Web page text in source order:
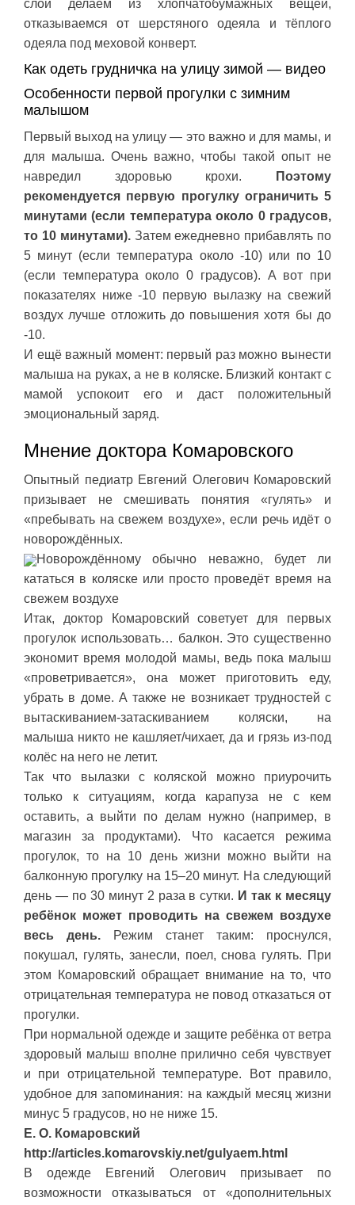
слой делаем из хлопчатобумажных вещей,
отказываемся от шерстяного одеяла и тёплого
одеяла под меховой конверт.
Как одеть грудничка на улицу зимой — видео
Особенности первой прогулки с зимним
малышом
Первый выход на улицу — это важно и для мамы, и
для малыша. Очень важно, чтобы такой опыт не
навредил здоровью крохи.
Поэтому
рекомендуется первую прогулку ограничить 5
минутами (если температура около 0 градусов,
то 10 минутами).Затем ежедневно прибавлять по
5 минут (если температура около -10) или по 10
(если температура около 0 градусов). А вот при
показателях ниже -10 первую вылазку на свежий
воздух лучше отложить до повышения хотя бы до
-10.
И ещё важный момент: первый раз можно вынести
малыша на руках, а не в коляске. Близкий контакт с
мамой успокоит его и даст положительный
эмоциональный заряд.
Мнение доктора Комаровского
Опытный педиатр Евгений Олегович Комаровский
призывает не смешивать понятия «гулять» и
«пребывать на свежем воздухе», если речь идёт о
новорождённых.
Новорождённому обычно неважно, будет ли
кататься в коляске или просто проведёт время на
свежем воздухе
Итак, доктор Комаровский советует для первых
прогулок использовать… балкон. Это существенно
экономит время молодой мамы, ведь пока малыш
«проветривается», она может приготовить еду,
убрать в доме. А также не возникает трудностей с
вытаскиванием-затаскиванием коляски, на
малыша никто не кашляет/чихает, да и грязь из-под
колёс на него не летит.
Так что вылазки с коляской можно приурочить
только к ситуациям, когда карапуза не с кем
оставить, а выйти по делам нужно (например, в
магазин за продуктами). Что касается режима
прогулок, то на 10 день жизни можно выйти на
балконную прогулку на 15–20 минут. На следующий
день — по 30 минут 2 раза в сутки. И так к месяцу
ребёнок может проводить на свежем воздухе
весь день.
Режим станет таким: проснулся,
покушал, гулять, занесли, поел, снова гулять. При
этом Комаровский обращает внимание на то, что
отрицательная температура не повод отказаться от
прогулки.
При нормальной одежде и защите ребёнка от ветра
здоровый малыш вполне прилично себя чувствует
и при отрицательной температуре. Вот правило,
удобное для запоминания: на каждый месяц жизни
минус 5 градусов, но не ниже 15.
Е. О. Комаровский
http://articles.komarovskiy.net/gulyaem.html
В одежде Евгений Олегович призывает по
возможности отказываться от «дополнительных